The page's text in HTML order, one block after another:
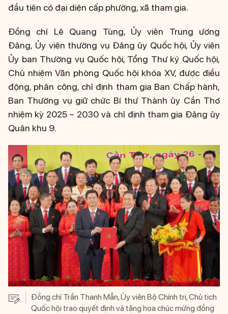
đầu tiên có đại diện cấp phường, xã tham gia.
Đồng chí Lê Quang Tùng, Ủy viên Trung ương
Đảng, Ủy viên thường vụ Đảng ủy Quốc hội, Ủy viên
Ủy ban Thường vụ Quốc hội, Tổng Thư ký Quốc hội,
Chủ nhiệm Văn phòng Quốc hội khóa XV, được điều
động, phân công, chỉ định tham gia Ban Chấp hành,
Ban Thường vụ giữ chức Bí thư Thành ủy Cần Thơ
nhiệm kỳ 2025 – 2030 và chỉ định tham gia Đảng ủy
Quân khu 9.
Đồng chí Trần Thanh Mẫn, Ủy viên Bộ Chính trị, Chủ tịch
Quốc hội trao quyết định và tặng hoa chúc mừng đồng